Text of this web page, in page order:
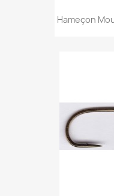
Hameçon